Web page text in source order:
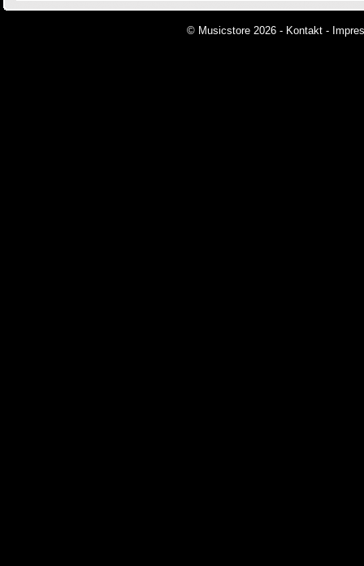
© Musicstore 2026 - Kontakt -